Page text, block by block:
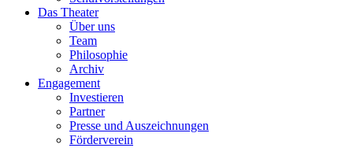
Das Theater
Über uns
Team
Philosophie
Archiv
Engagement
Investieren
Partner
Presse und Auszeichnungen
Förderverein